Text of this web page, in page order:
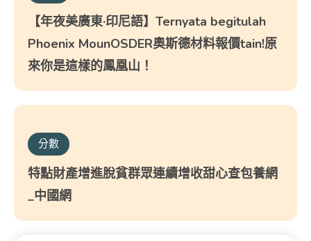
【年夜美廣東·印尼語】Ternyata begitulah
Phoenix MounOSDER奧斯德材料報價tain!原
來你是這樣的鳳凰山！
分數
特點財產增進脫貧群眾連續增收甜心查包養網
_中國網